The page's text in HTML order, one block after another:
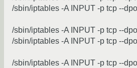
/sbin/iptables -A INPUT -p tcp --
/sbin/iptables -A INPUT -p tcp --
/sbin/iptables -A INPUT -p tcp --
/sbin/iptables -A INPUT -p tcp --